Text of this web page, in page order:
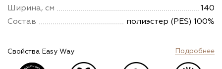
Ширина, см
140
Состав
полиэстер (PES) 100%
Свойства Easy Way Подробнее